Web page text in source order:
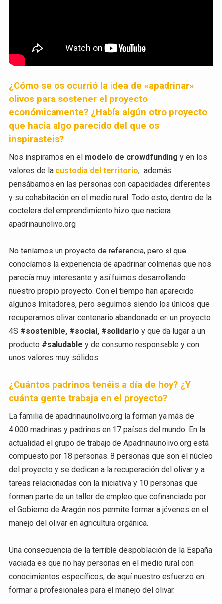
¿Cómo se os ocurrió la idea de «apadrinar»
olivos para sostener el proyecto
económicamente? ¿Había algún otro proyecto
que hacía algo parecido del que os
inspirasteis?
Nos inspiramos en el modelo de crowdfunding y en los
valores de la custodia del territorio, además
pensábamos en las personas con capacidades diferentes
y su cohabitación en el medio rural. Todo esto, dentro de la
coctelera del emprendimiento hizo que naciera
apadrinaunolivo.org
No teníamos un proyecto de referencia, pero sí que
conocíamos la experiencia de apadrinar colmenas que nos
parecía muy interesante y así fuimos desarrollando
nuestro propio proyecto. Con el tiempo han aparecido
algunos imitadores, pero seguimos siendo los únicos que
recuperamos olivar centenario abandonado en un proyecto
4S #sostenible, #social, #solidario y que da lugar a un
producto #saludable y de consumo responsable y con
unos valores muy sólidos.
¿Cuántos padrinos tenéis a día de hoy? ¿Y
cuánta gente trabaja en el proyecto?
La familia de apadrinaunolivo.org la forman ya más de
4.000 madrinas y padrinos en 17 países del mundo. En la
actualidad el grupo de trabajo de Apadrinaunolivo.org está
compuesto por 18 personas. 8 personas que son el núcleo
del proyecto y se dedican a la recuperación del olivar y a
tareas relacionadas con la iniciativa y 10 personas que
forman parte de un taller de empleo que cofinanciado por
el Gobierno de Aragón nos permite formar a jóvenes en el
manejo del olivar en agricultura orgánica.
Una consecuencia de la terrible despoblación de la España
vaciada es que no hay personas en el medio rural con
conocimientos específicos, de aquí nuestro esfuerzo en
formar a profesionales para el manejo del olivar.